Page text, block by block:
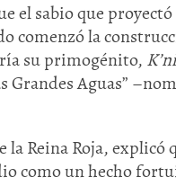
el sabio que
comenzó la
su primogénito,
Grandes Aguas”
Reina Roja, explicó
como un hecho